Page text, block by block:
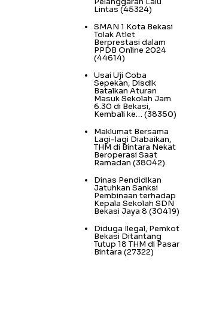
Lintas(45324)
SMAN 1 Kota Bekasi
Tolak Atlet
Berprestasi dalam
PPDB Online 2024
(44614)
Usai Uji Coba
Sepekan, Disdik
Batalkan Aturan
Masuk Sekolah Jam
6.30 di Bekasi,
Kembali ke… (38350)
Maklumat Bersama
Lagi-lagi Diabaikan,
THM di Bintara Nekat
Beroperasi Saat
Ramadan (38042)
Dinas Pendidikan
Jatuhkan Sanksi
Pembinaan terhadap
Kepala Sekolah SDN
Bekasi Jaya 8 (30419)
Diduga Ilegal, Pemkot
Bekasi Ditantang
Tutup 18 THM di Pasar
Bintara (27322)